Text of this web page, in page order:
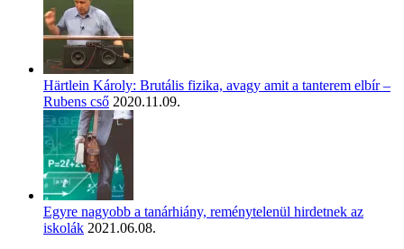
Härtlein Károly: Brutális fizika, avagy amit a tanterem elbír –
Rubens cső 2020.11.09.
Egyre nagyobb a tanárhiány, reménytelenül hirdetnek az
iskolák 2021.06.08.